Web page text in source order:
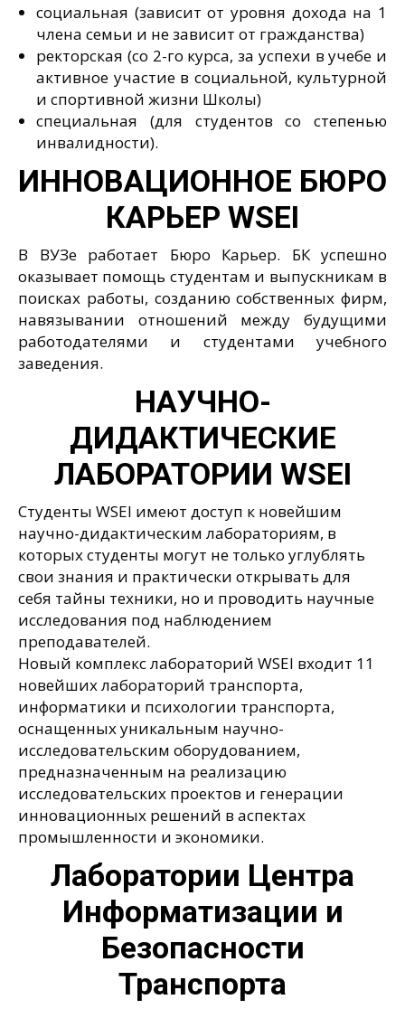
социальная (зависит от уровня дохода на 1
члена семьи и не зависит от гражданства)
ректорская (со 2-го курса, за успехи в учебе и
активное участие в социальной, культурной
и спортивной жизни Школы)
специальная (для студентов со степенью
инвалидности).
ИННОВАЦИОННОЕ БЮРО
КАРЬЕР WSEI
В ВУЗе работает Бюро Карьер. БК успешно
оказывает помощь студентам и выпускникам в
поисках работы, созданию собственных фирм,
навязывании отношений между будущими
работодателями и студентами учебного
заведения.
НАУЧНО-
ДИДАКТИЧЕСКИЕ
ЛАБОРАТОРИИ WSEI
Студенты WSEI имеют доступ к новейшим
научно-дидактическим лабораториям, в
которых студенты могут не только углублять
свои знания и практически открывать для
себя тайны техники, но и проводить научные
исследования под наблюдением
преподавателей.
Новый комплекс лабораторий WSEI входит 11
новейших лабораторий транспорта,
информатики и психологии транспорта,
оснащенных уникальным научно-
исследовательским оборудованием,
предназначенным на реализацию
исследовательских проектов и генерации
инновационных решений в аспектах
промышленности и экономики.
Лаборатории Центра
Информатизации и
Безопасности
Транспорта